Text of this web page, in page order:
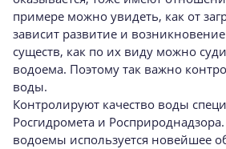
примере можно увидеть, как от
зависит развитие и
существ, как по их виду можно
водоема. Поэтому так важно
воды.
Контролируют качество воды
Росгидромета и
водоемы используется новейшее